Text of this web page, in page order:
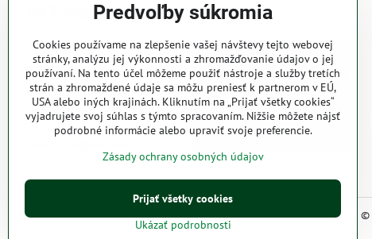
IW Trend s.r.o.
Pri Majeri 6
831 06 Bratislava
Web: www.iwtrend.sk
Telefón: (02) 4488 4826, 4487
©
Predvoľby súkromia
Cookies používame na zlepšenie vašej návštevy tejto webovej
stránky, analýzu jej výkonnosti a zhromažďovanie údajov o jej
používaní. Na tento účel môžeme použiť nástroje a služby tretích
strán a zhromaždené údaje sa môžu preniesť k partnerom v EÚ,
USA alebo iných krajinách. Kliknutím na „Prijať všetky cookies“
vyjadrujete svoj súhlas s týmto spracovaním. Nižšie môžete nájsť
podrobné informácie alebo upraviť svoje preferencie.
Zásady ochrany osobných údajov
Ukázať podrobnosti
Prijať všetky cookies